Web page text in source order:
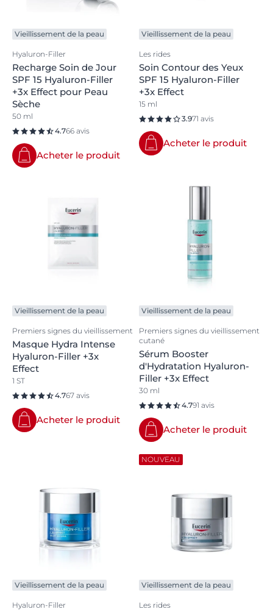
Vieillissement de la peau
Hyaluron-Filler
Recharge Soin de Jour
SPF 15 Hyaluron-Filler
+3x Effect pour Peau
Sèche
50 ml
4.766 avis
Acheter le produit
Vieillissement de la peau
Les rides
Soin Contour des Yeux
SPF 15 Hyaluron-Filler
+3x Effect
15 ml
3.971 avis
Acheter le produit
Vieillissement de la peau
Premiers signes du vieillissement
Masque Hydra Intense
Hyaluron-Filler +3x
Effect
1 ST
4.767 avis
Acheter le produit
Vieillissement de la peau
Premiers signes du vieillissement
cutané
Sérum Booster
d'Hydratation Hyaluron-
Filler +3x Effect
30 ml
4.791 avis
Acheter le produit
Vieillissement de la peau
Hyaluron-Filler
NOUVEAU
Vieillissement de la peau
Les rides